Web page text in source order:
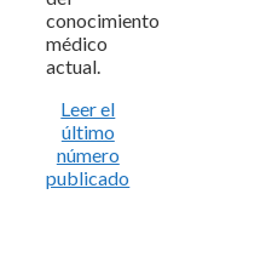
conocimiento
médico
actual.
Leer el
último
número
publicado